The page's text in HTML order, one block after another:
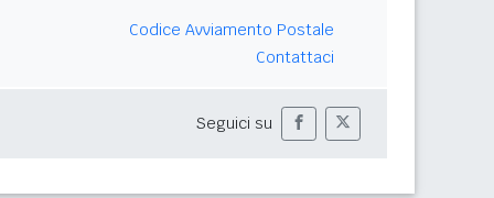
Codice Avviamento Postale
Contattaci
Seguici su